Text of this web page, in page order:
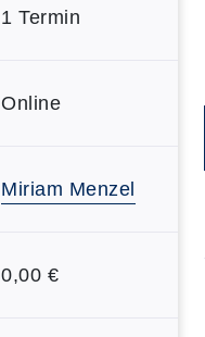
1 Termin
Online
Miriam Menzel
0,00 €